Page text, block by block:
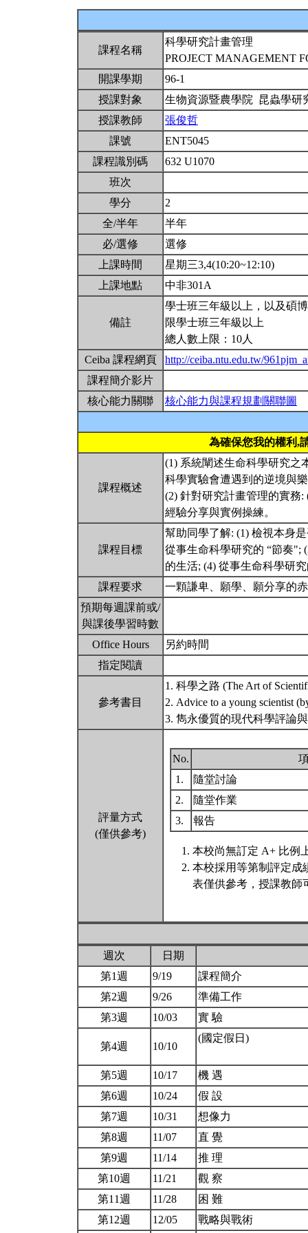
課程名稱
科學研究計畫管理
PROJECT MANAGEMENT
開課學期
96-1
授課對象
生物資源暨農學院 昆蟲學
授課教師
張俊哲
課號
ENT5045
課程識別碼
632 U1070
班次
學分
2
全/半年
半年
必/選修
選修
上課時間
星期三3,4(10:20~12:10)
上課地點
中非301A
備註
學士班三年級以上，以及碩
限學士班三年級以上
總人數上限：10人
Ceiba 課程網頁
http://ceiba.ntu.edu.tw/
課程簡介影片
核心能力關聯
核心能力與課程規劃關聯圖
為確保您我的權利,
課程概述
(1) 系統闡述生命科學研究之
科學實驗會遭遇到的逆境與
(2) 針對研究計畫管理的實務:
經驗分享與實例操練。
課程目標
幫助同學了解: (1) 檢視本身
從事生命科學研究的 “節奏";
的生活; (4) 從事生命科學研
課程要求
一顆謙卑、願學、願分享的
預期每週課前或/
與課後學習時數
Office Hours
另約時間
指定閱讀
參考書目
1. 科學之路 (The Art of
2. Advice to a young scientist
3. 雋永優質的現代科學評論
評量方式
(僅供參考)
No.
1.
隨堂討論
2.
隨堂作業
3.
報告
本校尚無訂定 A+ 比例
本校採用等第制評定成
表僅供參考，授課教師
週次
日期
第1週
9/19
課程簡介
第2週
9/26
準備工作
第3週
10/03 實 驗
第4週 10/10
(國定假日)
第5週 10/17
機 遇
第6週
10/24
假 設
第7週
10/31
想像力
第8週
11/07
直 覺
第9週
11/14
推 理
第10週
11/21
觀 察
第11週
11/28
困 難
第12週
12/05 戰略與戰術